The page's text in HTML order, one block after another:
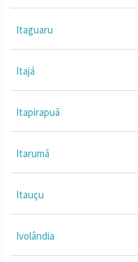
Itaguaru
Itajá
Itapirapuã
Itarumã
Itauçu
Ivolândia